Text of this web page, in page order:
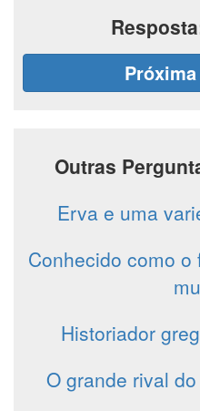
Outras
Erva e uma
Conhecido como
Historiador
O grande rival